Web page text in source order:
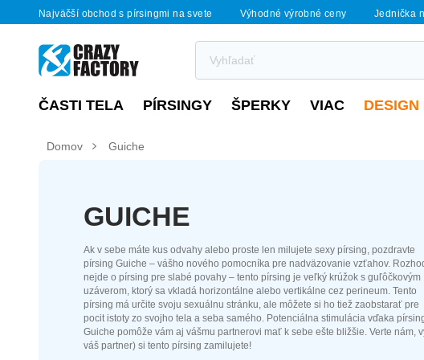
Najväčší obchod s pírsingmi na svete Výhodné výrobné ceny Jednička
ČASTI TELA PÍRSINGY ŠPERKY VIAC DESIGN
Domov Guiche
GUICHE
Ak v sebe máte kus odvahy alebo proste len milujete sexy pírsing, pozdravte
pírsing Guiche – vášho nového pomocníka pre nadväzovanie vzťahov.
nejde o pírsing pre slabé povahy – tento pírsing je veľký krúžok s guľôčkovým
uzáverom, ktorý sa vkladá horizontálne alebo vertikálne cez perineum. Tento
pírsing má určite svoju sexuálnu stránku, ale môžete si ho tiež zaobstarať pre
pocit istoty zo svojho tela a seba samého. Potenciálna stimulácia vďaka
Guiche pomôže vám aj vášmu partnerovi mať k sebe ešte bližšie. Verte nám,
váš partner) si tento pírsing zamilujete!